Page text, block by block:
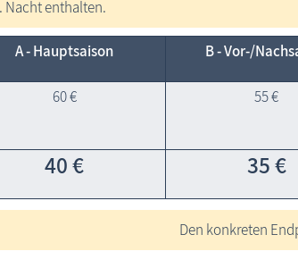
Nacht enthalten.
A - Haupt­saison B - Vor-/
60 € 55 €
40 € 35 €
Den konkreten